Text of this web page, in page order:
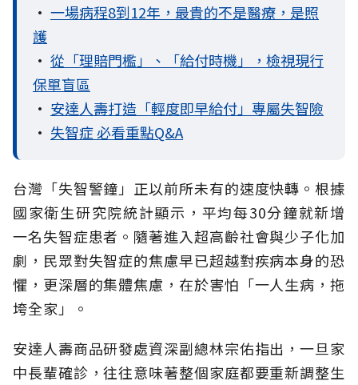
• 一場病程8到12年，最貴的不是醫療，是照
護
• 從「理賠門檻」、「給付時機」，檢視現行
保單盲區
• 安達人壽打造「輕度即早給付」專屬失智險
• 失智症 必看重點Q&A
台灣「失智警鐘」正以前所未有的速度快轉。根據
國家衛生研究院統計顯示，平均每30分鐘就新增
一名失智症患者。隨著進入超高齡社會與少子化加
劇，民眾對失智症的焦慮早已超越對疾病本身的恐
懼，更深層的集體焦慮，在於害怕「一人生病，拖
垮全家」。
安達人壽商品研發處資深副總林宗佑指出，一旦家
中長輩確診，往往意味著整個家庭都要重新調整生